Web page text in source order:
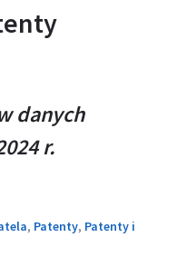
danych
r.
, Patenty, Patenty i